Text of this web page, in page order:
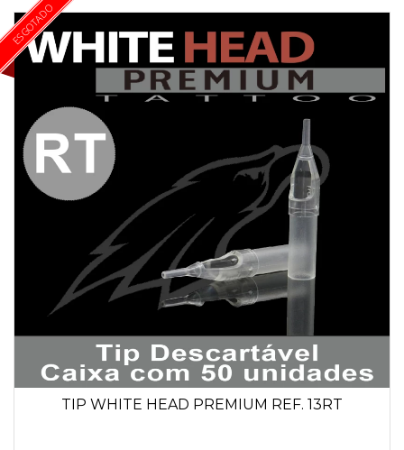
ESGOTADO
TIP WHITE HEAD PREMIUM REF. 13RT